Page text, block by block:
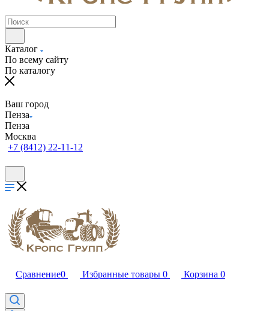
Каталог
По всему сайту
По каталогу
Ваш город
Пенза
Пенза
Москва
+7 (8412) 22-11-12
Сравнение0 Избранные товары 0 Корзина 0